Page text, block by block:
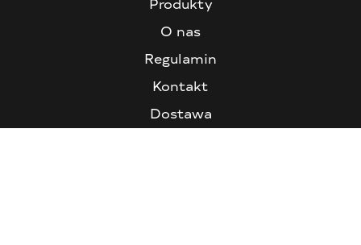
O nas
Regulamin
Kontakt
Dostawa